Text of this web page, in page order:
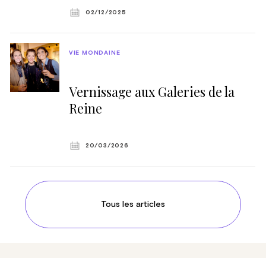
02/12/2025
Vernissage aux Galeries de la
Reine
VIE MONDAINE
20/03/2026
Tous les articles